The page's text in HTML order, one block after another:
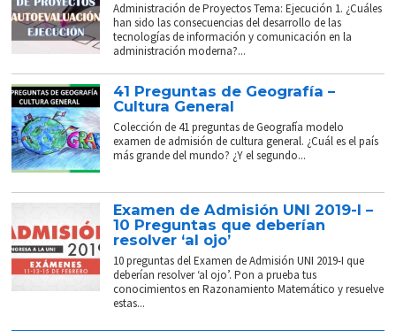
Administración de Proyectos Tema: Ejecución 1. ¿Cuáles
han sido las consecuencias del desarrollo de las
tecnologías de información y comunicación en la
administración moderna?...
41 Preguntas de Geografía –
Cultura General
Colección de 41 preguntas de Geografía modelo
examen de admisión de cultura general. ¿Cuál es el país
más grande del mundo? ¿Y el segundo...
Examen de Admisión UNI 2019-I –
10 Preguntas que deberían
resolver ‘al ojo’
10 preguntas del Examen de Admisión UNI 2019-I que
deberían resolver ‘al ojo’. Pon a prueba tus
conocimientos en Razonamiento Matemático y resuelve
estas...